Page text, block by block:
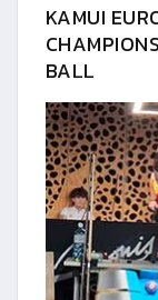
KAMUI
BALL